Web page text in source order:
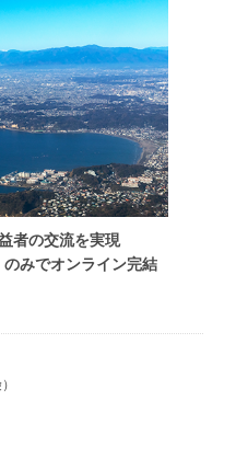
者の交流を実現
みでオンライン完結